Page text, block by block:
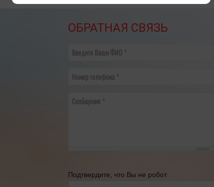
ОБРАТНАЯ СВЯЗЬ
Введите Ваши ФИО
Номер телефона
Сообщение
Подтвердите, что Вы не робот